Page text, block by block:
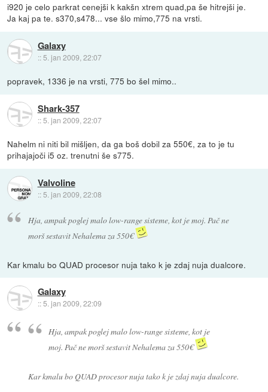
i920 je celo parkrat cenejši k kakšn xtrem quad,pa še hitrejši je.
Ja kaj pa te. s370,s478... vse šlo mimo,775 na vrsti.
Galaxy
:: 5. jan 2009, 22:07
popravek, 1336 je na vrsti, 775 bo šel mimo..
Shark-357
::5. jan 2009, 22:07
Nahelm ni niti bil mišljen, da ga boš dobil za 550€, za to je tu
prihajajoči i5 oz. trenutni še s775.
Valvoline
:: 5. jan 2009, 22:08
Hja, ampak poglej malo low-range sisteme, kot je moj. Pač ne
morš sestavit Nehalema za 550€
Kar kmalu bo QUAD procesor nuja tako k je zdaj nuja dualcore.
Galaxy
::5. jan 2009, 22:09
Hja, ampak poglej malo low-range sisteme, kot je
moj. Pač ne morš sestavit Nehalema za 550€
Kar kmalu bo QUAD procesor nuja tako k je zdaj nuja dualcore.